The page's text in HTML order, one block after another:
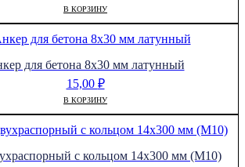
В КОРЗИНУ
для бетона 8х30 мм латунный
15,00 ₽
В КОРЗИНУ
с кольцом 14х300 мм (М10)